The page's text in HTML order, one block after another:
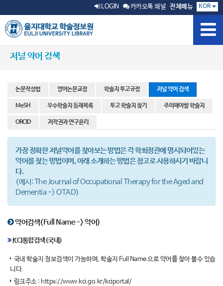
LOGIN 카카오톡 채널 전체메뉴 KOR
저널 약어 검색
논문작성법 영어논문교정 학술지 투고규정 저널 약어 검색
MeSH 우수학술지 등재목록 투고 학술지 찾기 주의해야할 학술지
ORCID 저작권과 연구윤리
가장 정확한 저널약어를 찾아보는 방법은 각 학회정관에 명시되어있는
약어를 찾는 방법이며, 아래 소개하는 방법은 참고로 사용하시기 바랍니
다.
(예시: The Journal of Occupational Therapy for the Aged and
Dementia -> OTAD)
약어검색(Full Name -> 약어)
KCI통합검색(국내)
국내 학술지 정보검색이 가능하며, 학술지 Full Name 으로 약어를 찾아 볼수 있습
니다.
링크주소 : https://www.kci.go.kr/kciportal/